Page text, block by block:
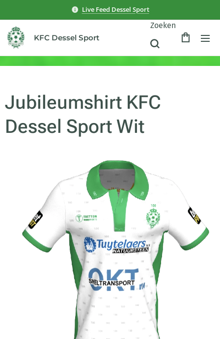
Live Feed Dessel Sport
KFC Dessel Sport
Zoeken
Jubileumshirt KFC
Dessel Sport Wit